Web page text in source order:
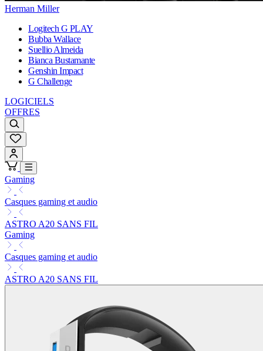
Herman Miller
Logitech G PLAY
Bubba Wallace
Suellio Almeida
Bianca Bustamante
Genshin Impact
G Challenge
LOGICIELS
OFFRES
Gaming
Casques gaming et audio
ASTRO A20 SANS FIL
Gaming
Casques gaming et audio
ASTRO A20 SANS FIL